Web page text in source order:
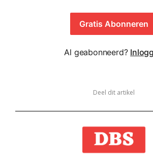
Gratis Abonneren
Al geabonneerd?
Deel dit artikel